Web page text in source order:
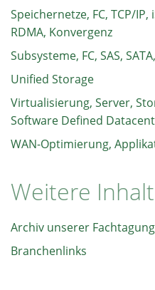
Speichernetze, FC, TCP/
RDMA, Konvergenz
Subsysteme, FC, SAS,
Unified Storage
Virtualisierung, Server,
Software Defined
WAN-Optimierung,
Weitere
Archiv unserer
Branchenlinks